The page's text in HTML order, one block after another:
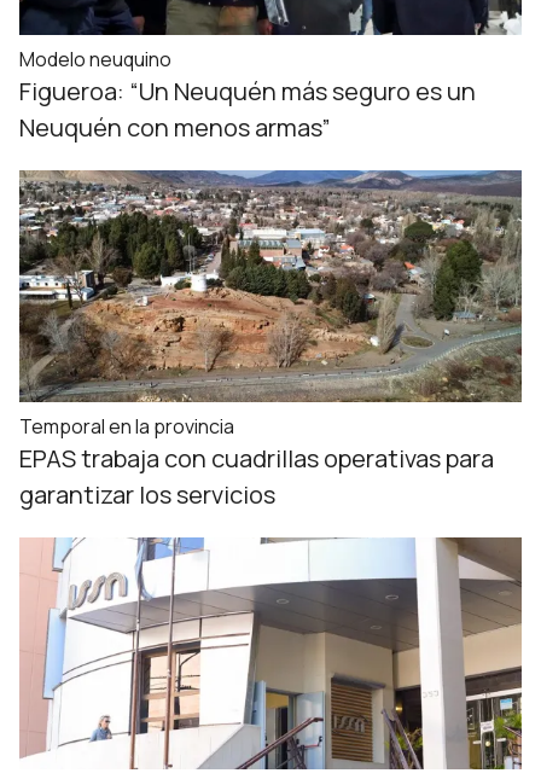
Modelo neuquino
Figueroa: “Un Neuquén más seguro es un
Neuquén con menos armas”
Temporal en la provincia
EPAS trabaja con cuadrillas operativas para
garantizar los servicios